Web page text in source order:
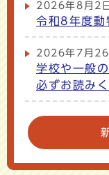
2026年8月2日
令和8年度動
2026年7月26
学校や一般
必ずお読みく